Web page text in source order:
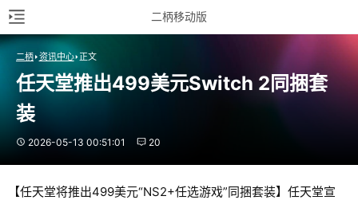
二柄移动版
二柄 资讯中心 正文
任天堂推出499美元Switch 2同捆套
装
2026-05-13 00:51:01 20
【任天堂将推出499美元“NS2+任选游戏”同捆套装】任天堂宣